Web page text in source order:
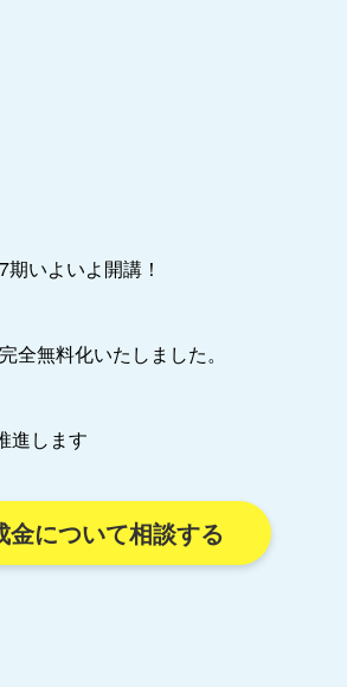
いよいよ開講！
全無料化いたしました。
進します
金について相談する